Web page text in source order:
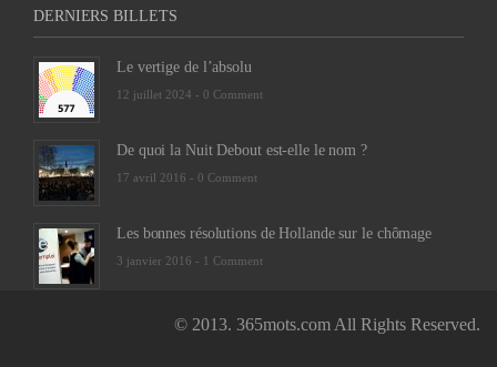
DERNIERS BILLETS
Le vertige de l’absolu
12 juillet 2024 - 0 Comment
De quoi la Nuit Debout est-elle le nom ?
17 avril 2016 - 0 Comment
Les bonnes résolutions de Hollande sur le chômage
3 janvier 2016 - 1 Comment
© 2013. 365mots.com All Rights Reserved.